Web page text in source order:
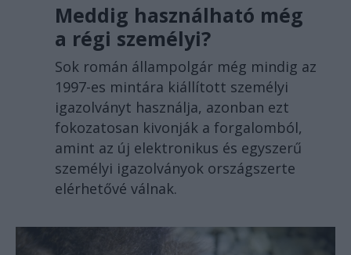
Meddig használható még
a régi személyi?
Sok román állampolgár még mindig az
1997-es mintára kiállított személyi
igazolványt használja, azonban ezt
fokozatosan kivonják a forgalomból,
amint az új elektronikus és egyszerű
személyi igazolványok országszerte
elérhetővé válnak.